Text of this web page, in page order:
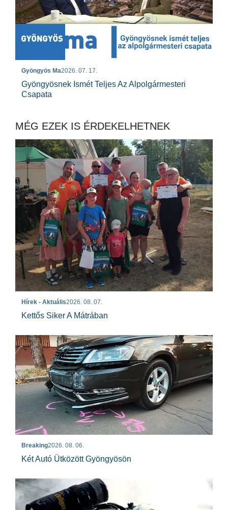
Gyöngyös Ma2026. 07. 17.
Gyöngyösnek Ismét Teljes Az Alpolgármesteri
Csapata
MÉG EZEK IS ÉRDEKELHETNEK
Hírek - Aktuális2026. 08. 07.
Kettős Siker A Mátrában
Breaking2026. 08. 06.
Két Autó Ütközött Gyöngyösön